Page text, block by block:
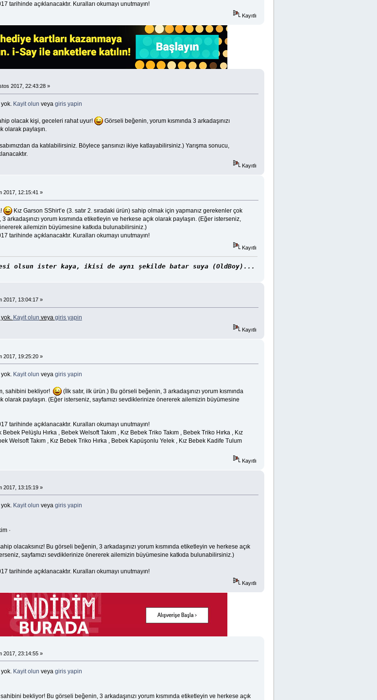
tarihinde açıklanacaktır. Kuralları okumayı unutmayın!
Kayıtlı
2017, 22:43:28 »
Kayit olun veya giris yapin
olacak kişi, geceleri rahat uyur!
Görseli beğenin, yorum kısmında 3 arkadaşınızı
olarak paylaşın.
da katılabilirsiniz. Böylece şansınızı ikiye katlayabilirsiniz.) Yarışma sonucu,
Kayıtlı
2017, 12:15:41 »
Kız Garson SShirt’e (3. satır 2. sıradaki ürün) sahip olmak için yapmanız gerekenler çok
arkadaşınızı yorum kısmında etiketleyin ve herkese açık olarak paylaşın. (Eğer isterseniz,
ailemizin büyümesine katkıda bulunabilirsiniz.)
tarihinde açıklanacaktır. Kuralları okumayı unutmayın!
Kayıtlı
olsun ister kaya, ikisi de aynı şekilde batar suya (OldBoy)...
2017, 13:04:17 »
Kayit olun veya giris yapin
Kayıtlı
2017, 19:25:20 »
Kayit olun veya giris yapin
sahibini bekliyor!
(İlk satır, ilk ürün.) Bu görseli beğenin, 3 arkadaşınızı yorum kısmında
olarak paylaşın. (Eğer isterseniz, sayfamızı sevdiklerinize önererek ailemizin büyümesine
tarihinde açıklanacaktır. Kuralları okumayı unutmayın!
Pelüşlu Hırka , Bebek Welsoft Takım , Kız Bebek Triko Takım , Bebek Triko Hırka , Kız
Welsoft Takım , Kız Bebek Triko Hırka , Bebek Kapüşonlu Yelek , Kız Bebek Kadife Tulum
Kayıtlı
2017, 13:15:19 »
Kayit olun veya giris yapin
·
olacaksınız! Bu görseli beğenin, 3 arkadaşınızı yorum kısmında etiketleyin ve herkese açık
sayfamızı sevdiklerinize önererek ailemizin büyümesine katkıda bulunabilirsiniz.)
tarihinde açıklanacaktır. Kuralları okumayı unutmayın!
Kayıtlı
2017, 23:14:55 »
Kayit olun veya giris yapin
bekliyor! Bu görseli beğenin, 3 arkadaşınızı yorum kısmında etiketleyin ve herkese açık